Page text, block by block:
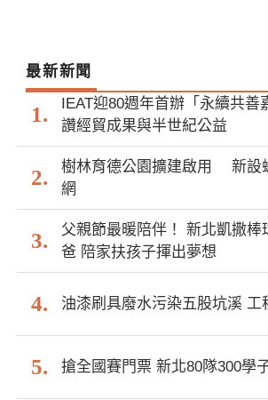
最新新聞
IEAT迎80週年首辦「永續共善
讚經貿成果與半世紀公益
樹林育德公園擴建啟用 新設
網
父親節最暖陪伴！ 新北凱撒棒
爸 陪家扶孩子揮出夢想
油漆刷具廢水污染五股坑溪 工
搶全國賽門票 新北80隊300學